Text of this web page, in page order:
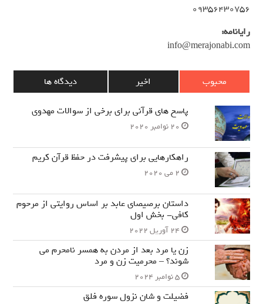
۰۹۳۵۶۴۳۰۷۵۶
رایانامه:
info@merajonabi.com
محبوب اخیر دیدگاه ها
پاسخ های قرآنی برای برخی از سوالات مهدوی
20 نوامبر 2020
راهکارهایی برای پیشرفت در حفظ قرآن کریم
2 می 2020
داستان برصیصای عابد بر اساس روایتی از مرحوم
کافی- بخش اول
24 آوریل 2022
زن یا مرد بعد از مردن به همسر نامحرم می
شوند؟ – محرمیت زن و مرد
5 نوامبر 2024
فضیلت و شان نزول سوره فلق